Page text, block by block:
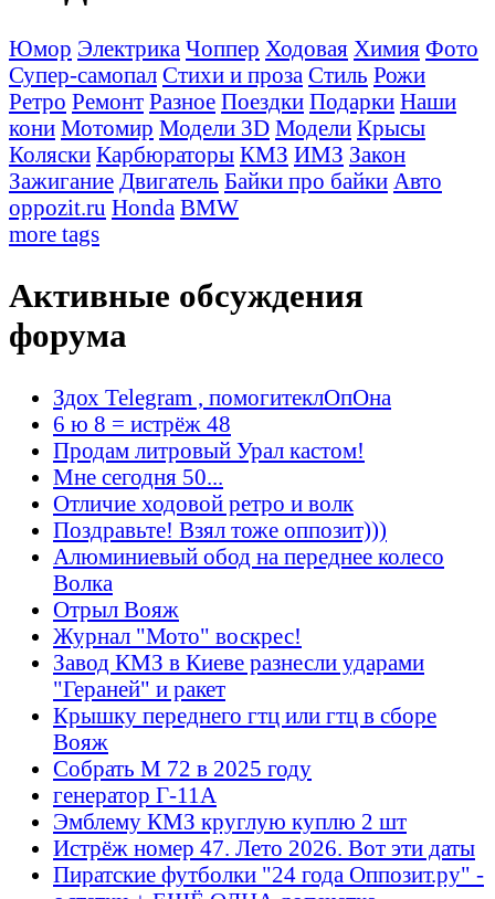
Юмор Электрика Чоппер Ходовая Химия Фото
Супер-самопал Стихи и проза Стиль Рожи
Ретро Ремонт Разное Поездки Подарки Наши
кони Мотомир Модели 3D Модели Крысы
Коляски Карбюраторы КМЗ ИМЗ Закон
Зажигание Двигатель Байки про байки Авто
oppozit.ru Honda BMW
more tags
Активные обсуждения
форума
Здох Telegram , помогитеклОпОна
6 ю 8 = истрёж 48
Продам литровый Урал кастом!
Мне сегодня 50...
Отличие ходовой ретро и волк
Поздравьте! Взял тоже оппозит)))
Алюминиевый обод на переднее колесо
Волка
Отрыл Вояж
Журнал "Мото" воскрес!
Завод КМЗ в Киеве разнесли ударами
"Гераней" и ракет
Крышку переднего гтц или гтц в сборе
Вояж
Собрать М 72 в 2025 году
генератор Г-11А
Эмблему КМЗ круглую куплю 2 шт
Истрёж номер 47. Лето 2026. Вот эти даты
Пиратские футболки "24 года Оппозит.ру" -